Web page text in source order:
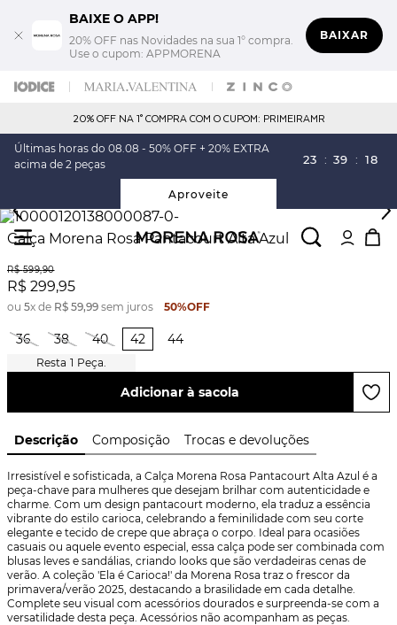
BAIXE O APP!
20% OFF nas Novidades na sua 1° compra.
Use o cupom: APPMORENA
BAIXAR
20% OFF NA 1° COMPRA COM O CUPOM: PRIMEIRAMR
Últimas horas do 08.08 - 50% OFF + 20% EXTRA
acima de 2 peças
23 : 39 : 18
Aproveite
Calça Morena Rosa Pantacourt Alta Azul
R$ 599,90
R$ 299,95
ou 5x de R$ 59,99 sem juros 50%OFF
36 38 40 42 44
1 Peça.
Adicionar à sacola
Descrição Composição Trocas e devoluções
Irresistível e sofisticada, a Calça Morena Rosa Pantacourt Alta Azul é a
peça-chave para mulheres que desejam brilhar com autenticidade e
charme. Com um design pantacourt moderno, ela traduz a essência
vibrante do estilo carioca, celebrando a feminilidade com seu corte
elegante e tecido de crepe que abraça o corpo. Ideal para ocasiões
casuais ou aquele evento especial, essa calça pode ser combinada com
blusas leves e sandálias, criando looks que são verdadeiras cenas de
verão. A coleção 'Ela é Carioca!' da Morena Rosa traz o frescor da
primavera/verão 2025, destacando a brasilidade em cada detalhe.
Complete seu visual com acessórios dourados e surpreenda-se com a
versatilidade desta peça. Acessórios não acompanham as peças.